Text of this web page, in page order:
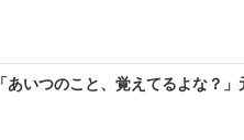
「あいつのこと、覚えてるよな？